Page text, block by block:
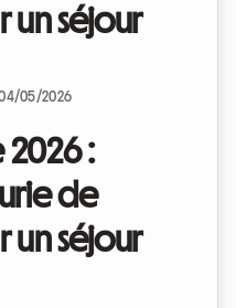
un séjour
04/05/2026
2026 :
de
un séjour